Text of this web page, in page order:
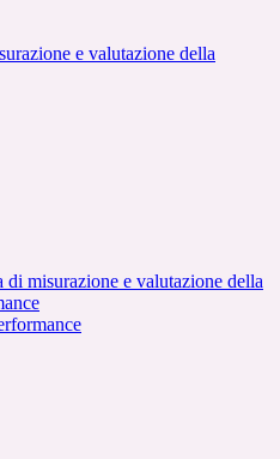
e valutazione della
di misurazione e valutazione della